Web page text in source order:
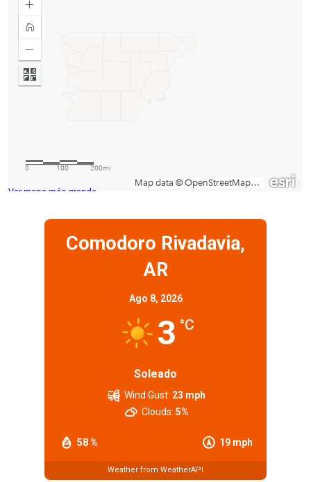
Ver mapa más grande
Comodoro Rivadavia,
AR
Ago 8, 2026
3 °C
Soleado
58 % 19 mph
Wind Gust: 23 mph
Clouds: 5%
Weather from WeatherAPI